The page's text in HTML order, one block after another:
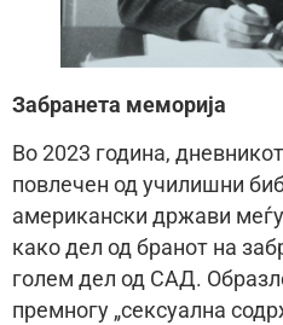
Забранета меморија
Во 2023 година,
повлечен од училишни
американски држави
како дел од бранот на
голем дел од САД.
премногу „сексуална